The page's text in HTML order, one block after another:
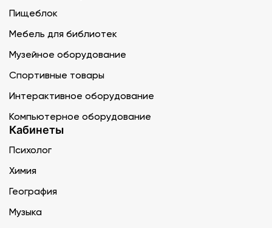
Пищеблок
Мебель для библиотек
Музейное оборудование
Спортивные товары
Интерактивное оборудование
Компьютерное оборудование
Кабинеты
Психолог
Химия
География
Музыка